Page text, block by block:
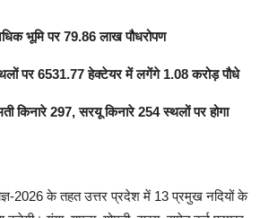
भूमि पर 79.86 लाख पौधरोपण
पर 6531.77 हेक्टेयर में लगेंगे 1.08 करोड़ पौधे
किनारे 297, सरयू किनारे 254 स्थलों पर होगा
2026 के तहत उत्तर प्रदेश में 13 प्रमुख नदियों के